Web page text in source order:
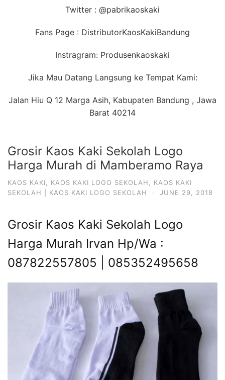
Twitter : @pabrikaoskaki
Fans Page : DistributorKaosKakiBandung
Instragram: Produsenkaoskaki
Jika Mau Datang Langsung ke Tempat Kami:
Jalan Hiu Q 12 Marga Asih, Kabupaten Bandung , Jawa
Barat 40214
Grosir Kaos Kaki Sekolah Logo
Harga Murah di Mamberamo Raya
KAOS KAKI KAOS KAKI LOGO SEKOLAH
KAOS KAKI
SEKOLAH | KAOS KAKI LOGO SEKOLAH
· JUNE 29, 2018
Grosir Kaos Kaki Sekolah Logo
Harga Murah Irvan Hp/Wa :
087822557805 | 085352495658